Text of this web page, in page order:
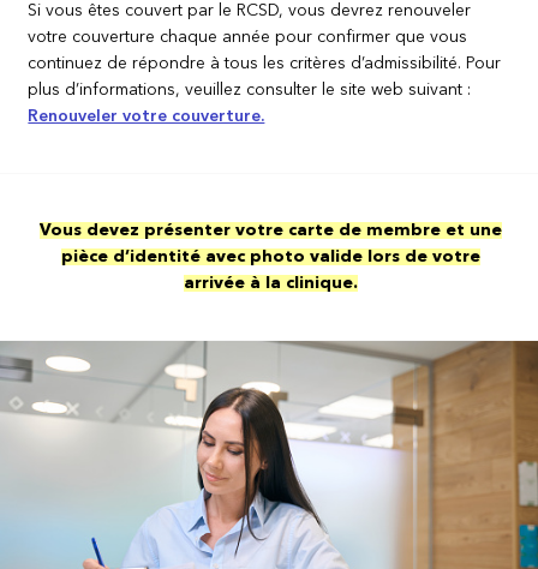
Si vous êtes couvert par le RCSD, vous devrez renouveler
votre couverture chaque année pour confirmer que vous
continuez de répondre à tous les critères d’admissibilité. Pour
plus d’informations, veuillez consulter le site web suivant :
Renouveler votre couverture.
Vous devez présenter votre carte de membre et une
pièce d’identité avec photo valide lors de votre
arrivée à la clinique.